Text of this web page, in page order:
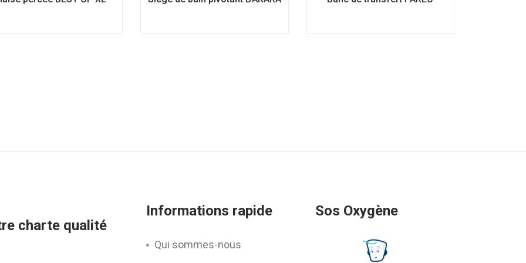
charte qualité
Informations rapide
Qui sommes-nous
Sos Oxygène